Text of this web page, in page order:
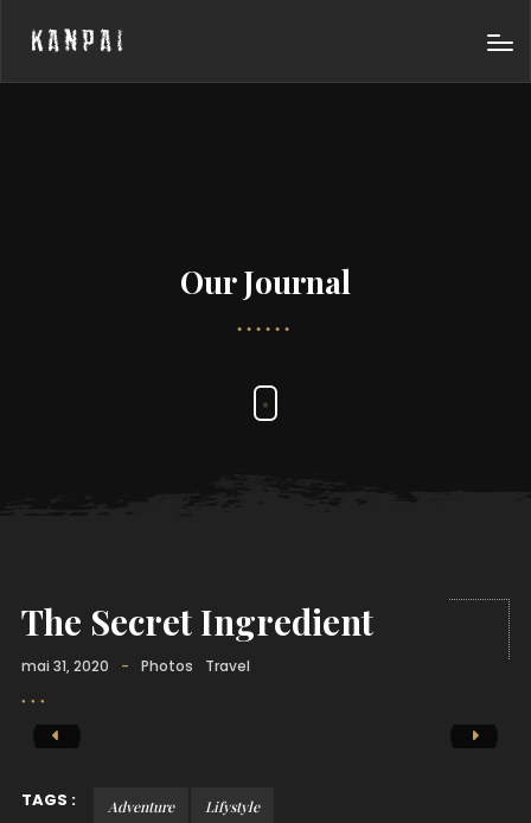
KANPAI
Our Journal
The Secret Ingredient
mai 31, 2020 - Photos Travel
TAGS : Adventure Lifystyle